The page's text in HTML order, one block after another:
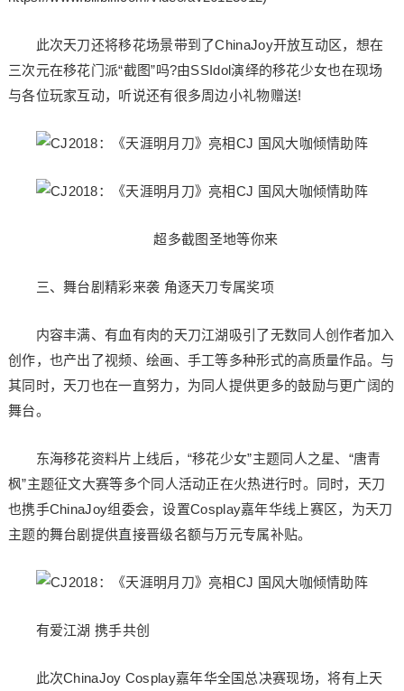
此次天刀还将移花场景带到了ChinaJoy开放互动区，想在
三次元在移花门派“截图”吗?由SSIdol演绎的移花少女也在现场
与各位玩家互动，听说还有很多周边小礼物赠送!
超多截图圣地等你来
三、舞台剧精彩来袭 角逐天刀专属奖项
内容丰满、有血有肉的天刀江湖吸引了无数同人创作者加入
创作，也产出了视频、绘画、手工等多种形式的高质量作品。与
其同时，天刀也在一直努力，为同人提供更多的鼓励与更广阔的
舞台。
东海移花资料片上线后，“移花少女”主题同人之星、“唐青
枫”主题征文大赛等多个同人活动正在火热进行时。同时，天刀
也携手ChinaJoy组委会，设置Cosplay嘉年华线上赛区，为天刀
主题的舞台剧提供直接晋级名额与万元专属补贴。
有爱江湖 携手共创
此次ChinaJoy Cosplay嘉年华全国总决赛现场，将有上天